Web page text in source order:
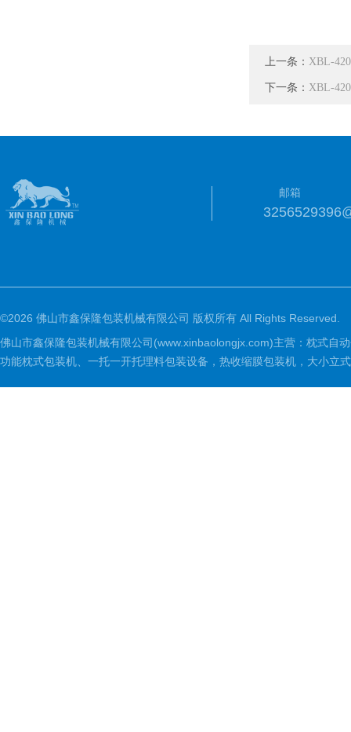
上一条： XBL-
下一条： XBL-
邮箱
©2026 佛山市鑫保隆包装机械有限公司 版权所有 All Rights Reserved.
佛山市鑫保隆包装机械有限公司(www.xinbaolongjx.com)主营：枕式自
功能枕式包装机、一托一开托理料包装设备，热收缩膜包装机，大小立